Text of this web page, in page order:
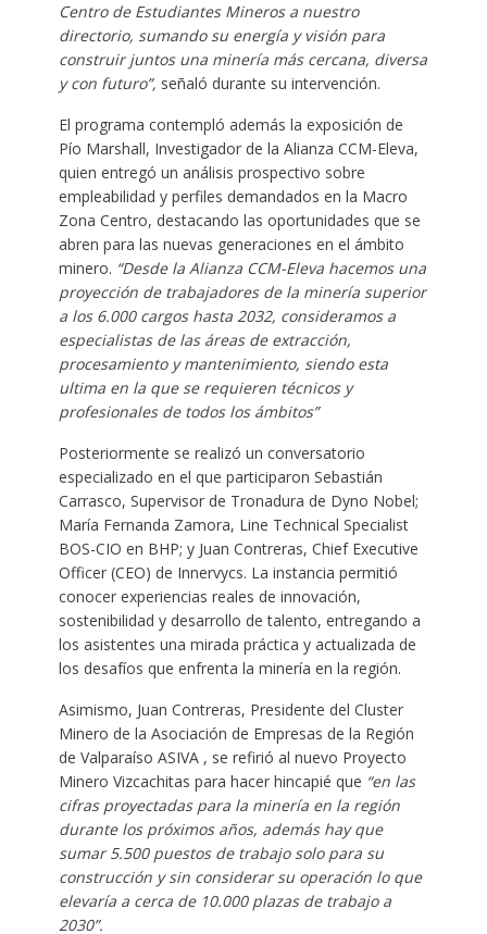
Centro de Estudiantes Mineros a nuestro
directorio, sumando su energía y visión para
construir juntos una minería más cercana, diversa
y con futuro”, señaló durante su intervención.
El programa contempló además la exposición de
Pío Marshall, Investigador de la Alianza CCM-Eleva,
quien entregó un análisis prospectivo sobre
empleabilidad y perfiles demandados en la Macro
Zona Centro, destacando las oportunidades que se
abren para las nuevas generaciones en el ámbito
minero. “Desde la Alianza CCM-Eleva hacemos una
proyección de trabajadores de la minería superior
a los 6.000 cargos hasta 2032, consideramos a
especialistas de las áreas de extracción,
procesamiento y mantenimiento, siendo esta
ultima en la que se requieren técnicos y
profesionales de todos los ámbitos”
Posteriormente se realizó un conversatorio
especializado en el que participaron Sebastián
Carrasco, Supervisor de Tronadura de Dyno Nobel;
María Fernanda Zamora, Line Technical Specialist
BOS-CIO en BHP; y Juan Contreras, Chief Executive
Officer (CEO) de Innervycs. La instancia permitió
conocer experiencias reales de innovación,
sostenibilidad y desarrollo de talento, entregando a
los asistentes una mirada práctica y actualizada de
los desafíos que enfrenta la minería en la región.
Asimismo, Juan Contreras, Presidente del Cluster
Minero de la Asociación de Empresas de la Región
de Valparaíso ASIVA , se refirió al nuevo Proyecto
Minero Vizcachitas para hacer hincapié que “en las
cifras proyectadas para la minería en la región
durante los próximos años, además hay que
sumar 5.500 puestos de trabajo solo para su
construcción y sin considerar su operación lo que
elevaría a cerca de 10.000 plazas de trabajo a
2030”.